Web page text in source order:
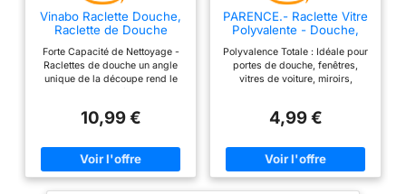
Vinabo Raclette Douche,
Raclette de Douche
pour Porte
Forte Capacité de Nettoyage -
Raclettes de douche un angle
unique de la découpe rend le
nettoyer les taches sur les
silicone -raclette vitre douche la
conception en silicone
monobloc ne laisse aucun
10,99 €
PARENCE.- Raclette Vitre
Polyvalente - Douche,
Polyvalence Totale : Idéale pour
portes de douche, fenêtres,
vitres de voiture, miroirs,
encore. Matériaux Durables :
qualité, résistante à la corrosion
et à l'usure pour une longue
durée de vie. Prise en Main
4,99 €